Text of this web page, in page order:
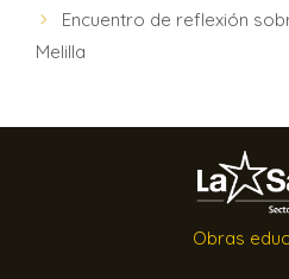
Encuentro de reflexión
Melilla
Obras